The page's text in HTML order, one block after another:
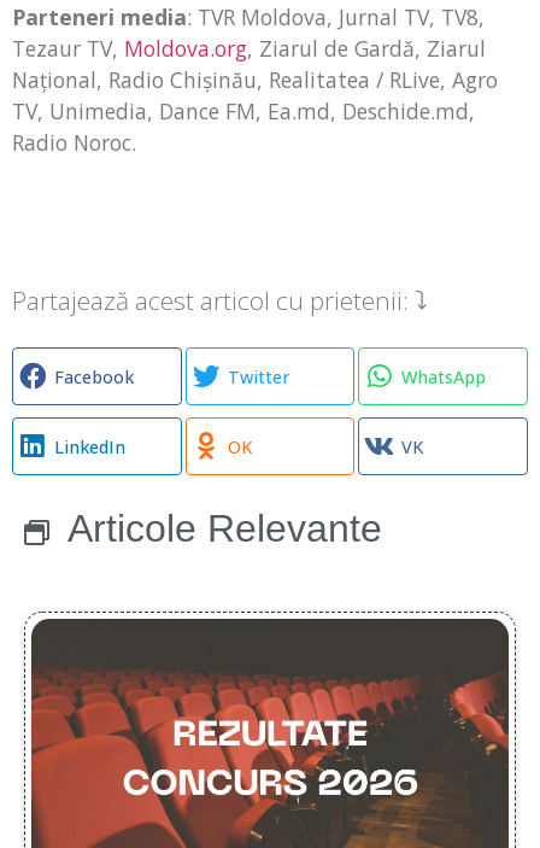
Parteneri media: TVR Moldova, Jurnal TV, TV8,
Tezaur TV, Moldova.org, Ziarul de Gardă, Ziarul
Național, Radio Chișinău, Realitatea / RLive, Agro
TV, Unimedia, Dance FM, Ea.md, Deschide.md,
Radio Noroc.
Partajează acest articol cu prietenii: ⤵
Facebook Twitter WhatsApp
LinkedIn OK VK
Articole Relevante